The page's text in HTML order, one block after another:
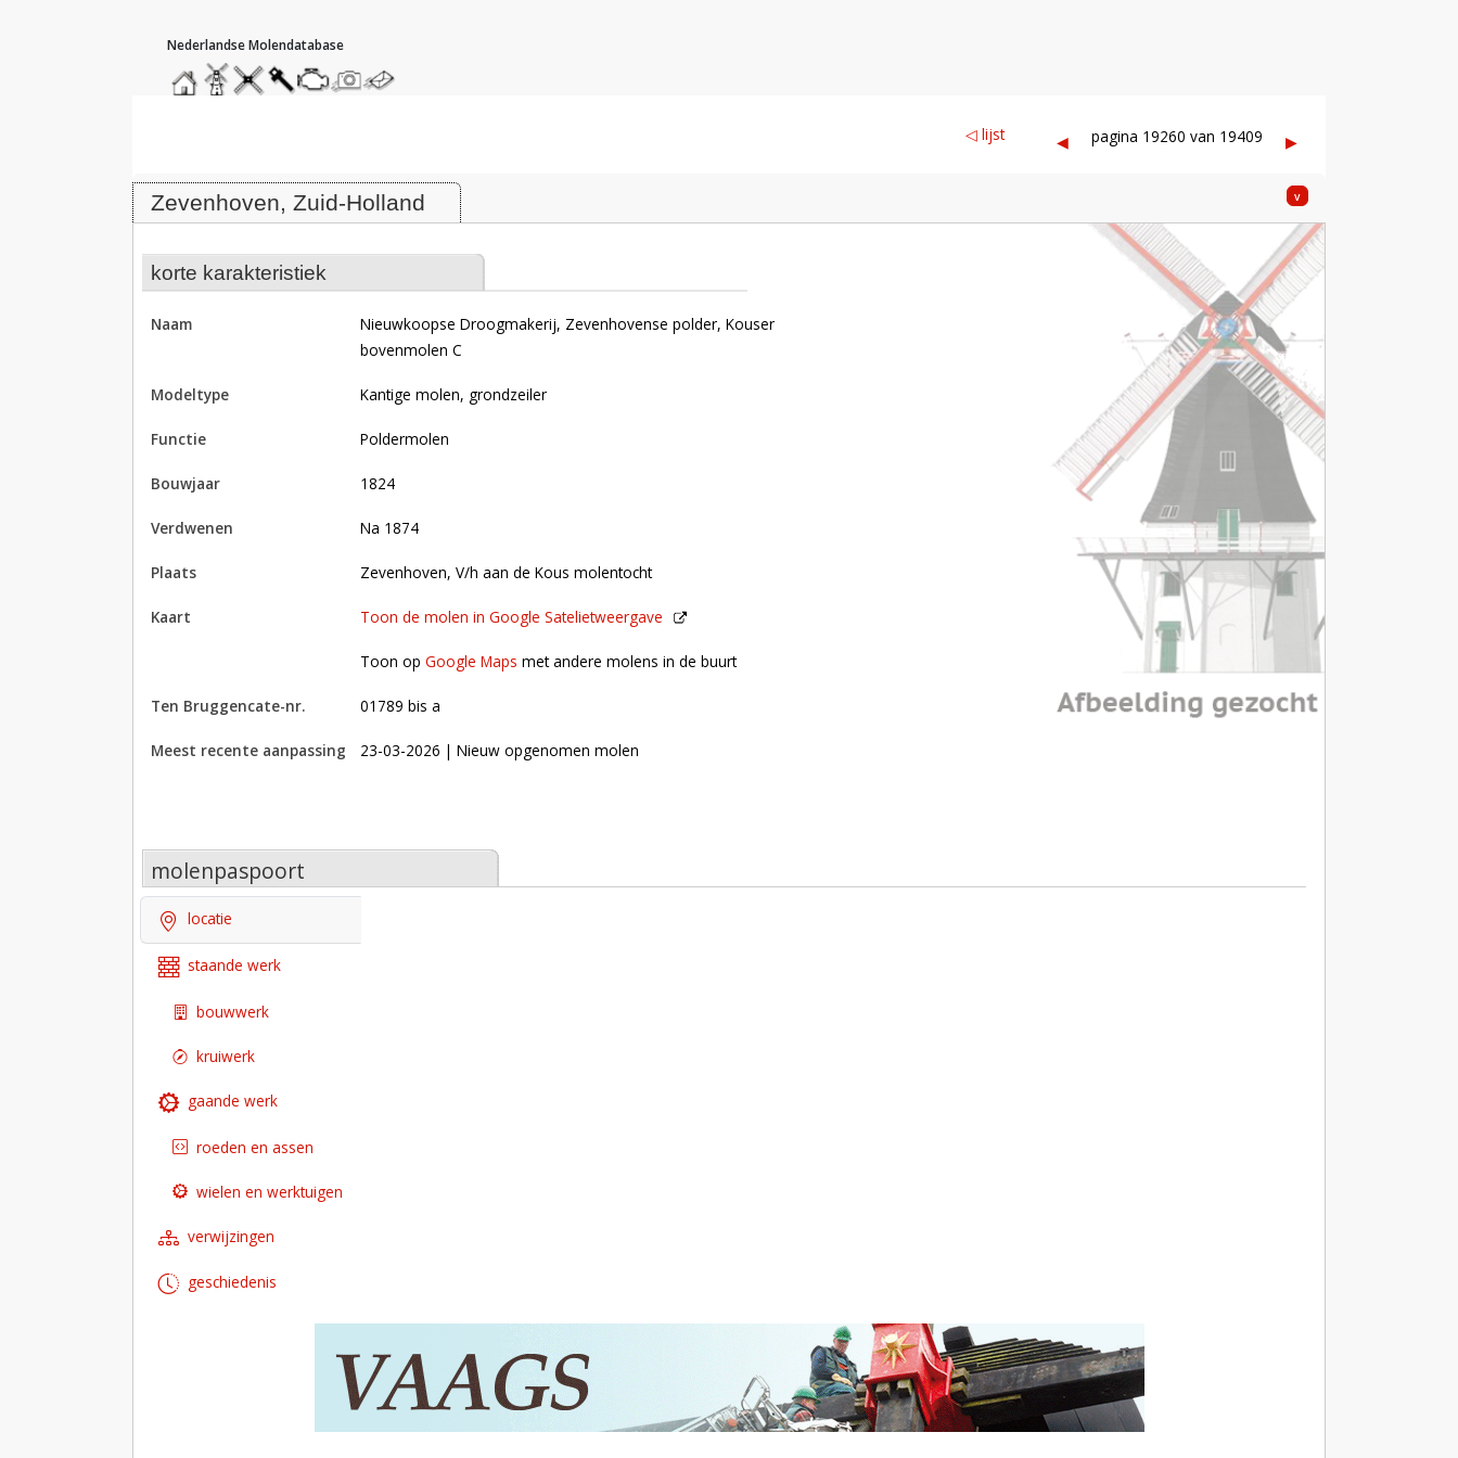
hoofdmenu
homemolendatabase
roedendatabase
assendatabase
motorendatabase
stuur
een
stuur
een
◁ lijst ◀︎ pagina 19260 van 19409 ▶︎
Zevenhoven, Zuid-Holland v
korte karakteristiek
naam
Nieuwkoopse Droogmakerij, Zevenhovense polder, Kouser
bovenmolen C
modeltype Kantige molen, grondzeiler
functie poldermolen
bouwjaar 1824
verdwenen na 1874
plaats Zevenhoven, V/h aan de Kous molentocht
kaart Toon de molen in Google Satelietweergave
Toon op Google Maps met andere molens in de buurt
Toon op Google Maps met andere molens in de buurt
Ten Bruggencate-nr. 01789 bis a
Meest recente aanpassing 23-03-2026 | Nieuw opgenomen molen
molenpaspoort
locatie
staande werk
bouwwerk
kruiwerk
gaande werk
roeden en assen
wielen en werktuigen
verwijzingen
geschiedenis